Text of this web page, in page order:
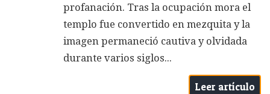
profanación. Tras la ocupación mora el
templo fue convertido en mezquita y la
imagen permaneció cautiva y olvidada
durante varios siglos...
Leer artículo